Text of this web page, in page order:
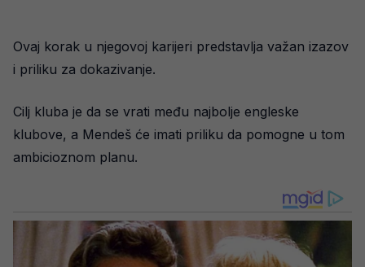
Ovaj korak u njegovoj karijeri predstavlja važan izazov
i priliku za dokazivanje.
Cilj kluba je da se vrati među najbolje engleske
klubove, a Mendeš će imati priliku da pomogne u tom
ambicioznom planu.